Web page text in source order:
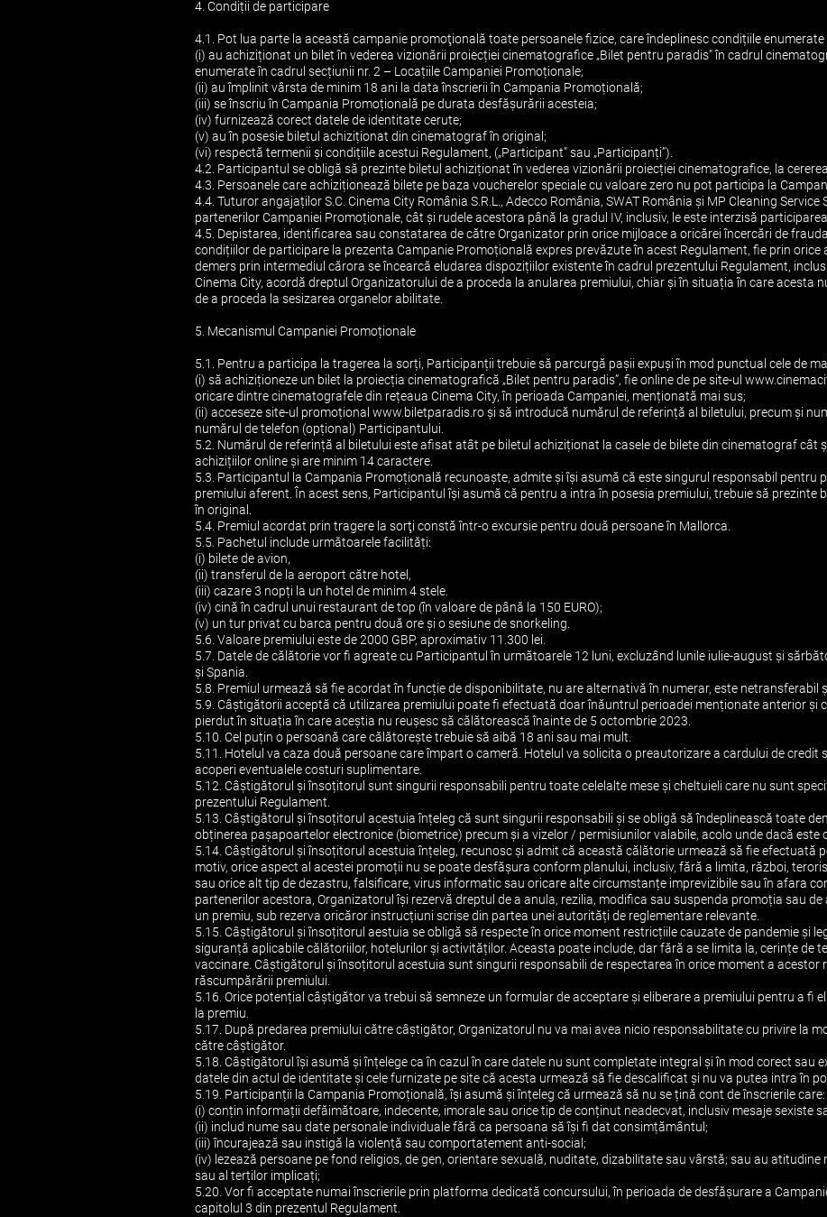
4. Condiții de participare
4.1. Pot lua parte la această campanie promoţională toate persoanele fizice, care îndeplinesc condițiile enumerate
(i) au achiziționat un bilet în vederea vizionării proiecției cinematografice „Bilet pentru paradis” în cadrul
enumerate în cadrul secțiunii nr. 2 – Locațiile Campaniei Promoționale;
(ii) au împlinit vârsta de minim 18 ani la data înscrierii în Campania Promoțională;
(iii) se înscriu în Campania Promoțională pe durata desfășurării acesteia;
(iv) furnizează corect datele de identitate cerute;
(v) au în posesie biletul achiziționat din cinematograf în original;
(vi) respectă termenii și condițiile acestui Regulament, („Participant” sau „Participanți”).
4.2. Participantul se obligă să prezinte biletul achiziționat în vederea vizionării proiecției cinematografice, la
4.3. Persoanele care achiziționează bilete pe baza voucherelor speciale cu valoare zero nu pot participa la
4.4. Tuturor angajaților S.C. Cinema City România S.R.L., Adecco România, SWAT România și MP Cleaning
partenerilor Campaniei Promoționale, cât și rudele acestora până la gradul IV, inclusiv, le este interzisă
4.5. Depistarea, identificarea sau constatarea de către Organizator prin orice mijloace a oricărei încercări de
condițiilor de participare la prezenta Campanie Promoțională expres prevăzute în acest Regulament, fie prin
demers prin intermediul cărora se încearcă eludarea dispozițiilor existente în cadrul prezentului Regulament,
Cinema City, acordă dreptul Organizatorului de a proceda la anularea premiului, chiar și în situația în care acesta
de a proceda la sesizarea organelor abilitate.
5. Mecanismul Campaniei Promoționale
5.1. Pentru a participa la tragerea la sorți, Participanții trebuie să parcurgă pașii expuși în mod punctual cele de
(i) să achiziționeze un bilet la proiecția cinematografică „Bilet pentru paradis”, fie online de pe site-ul
oricare dintre cinematografele din rețeaua Cinema City, în perioada Campaniei, menționată mai sus;
(ii) acceseze site-ul promoțional www.biletparadis.ro și să introducă numărul de referință al biletului, precum și
numărul de telefon (opțional) Participantului.
5.2. Numărul de referință al biletului este afisat atât pe biletul achiziționat la casele de bilete din cinematograf cât
achizițiilor online și are minim 14 caractere.
5.3. Participantul la Campania Promoțională recunoaște, admite și își asumă că este singurul responsabil pentru
premiului aferent. În acest sens, Participantul își asumă că pentru a intra în posesia premiului, trebuie să prezinte
în original.
5.4. Premiul acordat prin tragere la sorţi constă într-o excursie pentru două persoane în Mallorca.
5.5. Pachetul include următoarele facilități:
(i) bilete de avion,
(ii) transferul de la aeroport către hotel,
(iii) cazare 3 nopți la un hotel de minim 4 stele.
(iv) cină în cadrul unui restaurant de top (în valoare de până la 150 EURO);
(v) un tur privat cu barca pentru două ore și o sesiune de snorkeling.
5.6. Valoare premiului este de 2000 GBP, aproximativ 11.300 lei.
5.7. Datele de călătorie vor fi agreate cu Participantul în următoarele 12 luni, excluzând lunile iulie-august și
și Spania.
5.8. Premiul urmează să fie acordat în funcție de disponibilitate, nu are alternativă în numerar, este netransferabil
5.9. Câștigătorii acceptă că utilizarea premiului poate fi efectuată doar înăuntrul perioadei menționate anterior și
pierdut în situația în care aceștia nu reușesc să călătorească înainte de 5 octombrie 2023.
5.10. Cel puțin o persoană care călătorește trebuie să aibă 18 ani sau mai mult.
5.11. Hotelul va caza două persoane care împart o cameră. Hotelul va solicita o preautorizare a cardului de credit
acoperi eventualele costuri suplimentare.
5.12. Câștigătorul și însoțitorul sunt singurii responsabili pentru toate celelalte mese și cheltuieli care nu sunt
prezentului Regulament.
5.13. Câștigătorul și însoțitorul acestuia înțeleg că sunt singurii responsabili și se obligă să îndeplinească toate
obținerea pașapoartelor electronice (biometrice) precum și a vizelor / permisiunilor valabile, acolo unde dacă este
5.14. Câștigătorul și însoțitorul acestuia înțeleg, recunosc și admit că această călătorie urmează să fie efectuată
motiv, orice aspect al acestei promoții nu se poate desfășura conform planului, inclusiv, fără a limita, război,
sau orice alt tip de dezastru, falsificare, virus informatic sau oricare alte circumstanțe imprevizibile sau în afara
partenerilor acestora, Organizatorul își rezervă dreptul de a anula, rezilia, modifica sau suspenda promoția sau
un premiu, sub rezerva oricăror instrucțiuni scrise din partea unei autorități de reglementare relevante.
5.15. Câștigătorul și însoțitorul aestuia se obligă să respecte în orice moment restricțiile cauzate de pandemie și
siguranță aplicabile călătoriilor, hotelurilor și activităților. Aceasta poate include, dar fără a se limita la, cerințe de
vaccinare. Câștigătorul și însoțitorul acestuia sunt singurii responsabili de respectarea în orice moment a acestor
răscumpărării premiului.
5.16. Orice potențial câștigător va trebui să semneze un formular de acceptare și eliberare a premiului pentru a fi
la premiu.
5.17. După predarea premiului către câștigător, Organizatorul nu va mai avea nicio responsabilitate cu privire la
către câștigător.
5.18. Câștigătorul își asumă și înțelege ca în cazul în care datele nu sunt completate integral și în mod corect sau
datele din actul de identitate și cele furnizate pe site că acesta urmează să fie descalificat şi nu va putea intra în
5.19. Participanții la Campania Promoțională, își asumă și înțeleg că urmează să nu se țină cont de înscrierile care:
(i) conțin informații defăimătoare, indecente, imorale sau orice tip de conținut neadecvat, inclusiv mesaje sexiste
(ii) includ nume sau date personale individuale fără ca persoana să își fi dat consimțământul;
(iii) încurajează sau instigă la violență sau comportatement anti-social;
(iv) lezează persoane pe fond religios, de gen, orientare sexuală, nuditate, dizabilitate sau vârstă; sau au
sau al terților implicați;
5.20. Vor fi acceptate numai înscrierile prin platforma dedicată concursului, în perioada de desfășurare a
capitolul 3 din prezentul Regulament.